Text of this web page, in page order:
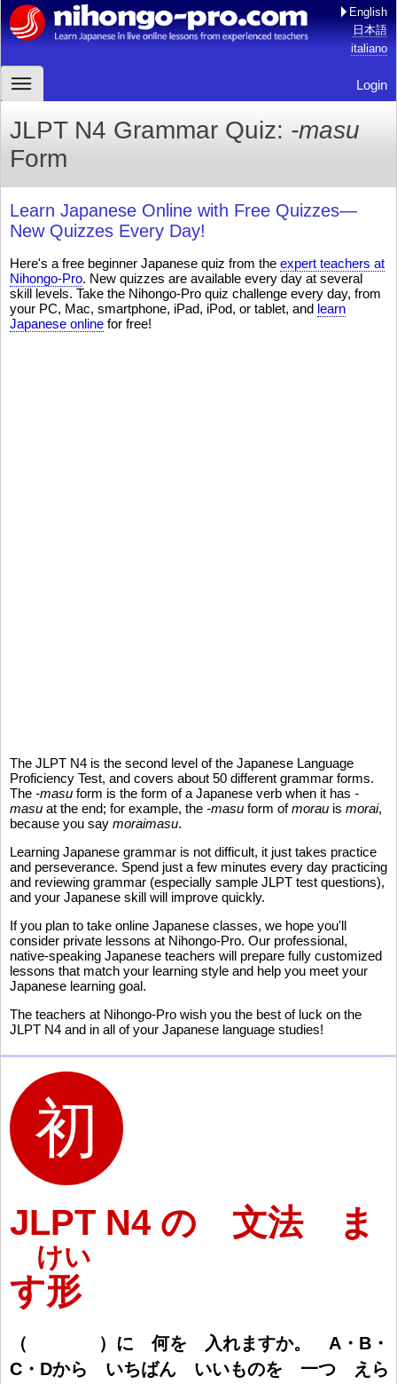
English
日本語
italiano
Login
JLPT N4 Grammar Quiz: -masu
Form
Learn Japanese Online with Free Quizzes—
New Quizzes Every Day!
Here's a free beginner Japanese quiz from the expert teachers at
Nihongo-Pro. New quizzes are available every day at several
skill levels. Take the Nihongo-Pro quiz challenge every day, from
your PC, Mac, smartphone, iPad, iPod, or tablet, and learn
Japanese online for free!
The JLPT N4 is the second level of the Japanese Language
Proficiency Test, and covers about 50 different grammar forms.
The -masu form is the form of a Japanese verb when it has -
masu at the end; for example, the -masu form ofmorau is morai,
because you say moraimasu.
Learning Japanese grammar is not difficult, it just takes practice
and perseverance. Spend just a few minutes every day practicing
and reviewing grammar (especially sample JLPT test questions),
and your Japanese skill will improve quickly.
If you plan to take online Japanese classes, we hope you'll
consider private lessons at Nihongo-Pro. Our professional,
native-speaking Japanese teachers will prepare fully customized
lessons that match your learning style and help you meet your
Japanese learning goal.
The teachers at Nihongo-Pro wish you the best of luck on the
JLPT N4 and in all of your Japanese language studies!
JLPT N4 の 文法 ま
す形
けい
（ ） に何を 入れますか。 A・B・
C・Dから いちばん いいものを 一つ えら